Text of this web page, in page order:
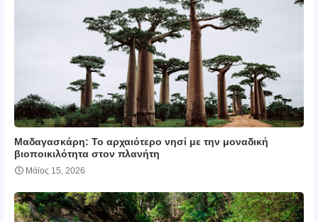
Μαδαγασκάρη: Το αρχαιότερο νησί με την μοναδική
βιοποικιλότητα στον πλανήτη
Μάϊος 15, 2026